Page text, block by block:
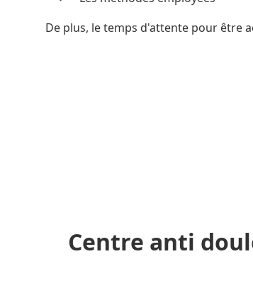
De plus, le temps d'attente pour être
Centre anti